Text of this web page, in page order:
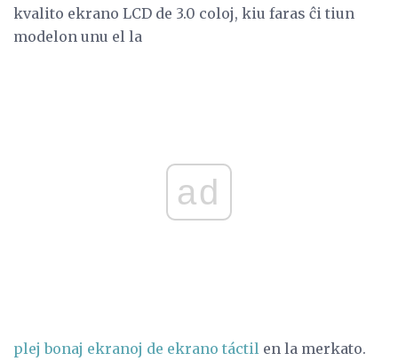
kvalito ekrano LCD de 3.0 coloj, kiu faras ĉi tiun
modelon unu el la
ad
plej bonaj ekranoj de ekrano táctil en la merkato.